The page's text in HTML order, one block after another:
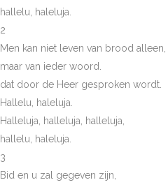
hallelu, haleluja.
2
Men kan niet leven van brood alleen,
maar van ieder woord.
dat door de Heer gesproken wordt.
Hallelu, haleluja.
Halleluja, halleluja, halleluja,
hallelu, haleluja.
3
Bid en u zal gegeven zijn,